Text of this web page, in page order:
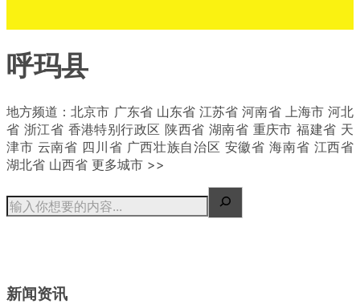
呼玛县
地方频道：北京市 广东省 山东省 江苏省 河南省 上海市 河北
省 浙江省 香港特别行政区 陕西省 湖南省 重庆市 福建省 天
津市 云南省 四川省 广西壮族自治区 安徽省 海南省 江西省
湖北省 山西省 更多城市 >>
新闻资讯